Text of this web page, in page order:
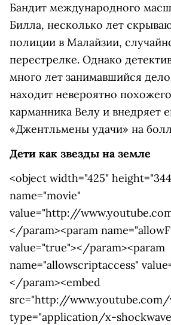
Бандит международного
Билла, несколько лет
полиции в Малайзии,
перестрелке. Однако
много лет занимавшийся
находит невероятно
карманника Велу и внедряет
«Джентльмены удачи» на
Дети как звезды на земле
<object width="425"
name="movie"
value="http://
</param><param
value="true"></param><param
name="allowscriptaccess"
</param><embed
src="http://
type="application/x-